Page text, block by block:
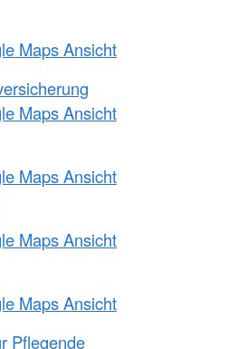
Maps Ansicht
Maps Ansicht
Maps Ansicht
Maps Ansicht
Maps Ansicht
Pflegende